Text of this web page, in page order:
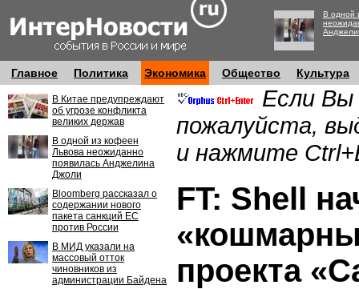
В одной
Главное Политика Экономика Общество Культура
В Китае предупреждают
об угрозе конфликта
великих держав
В одной из кофеен
Львова неожиданно
появилась Анджелина
Джоли
Bloomberg рассказал о
содержании нового
пакета санкций ЕС
против России
В МИД указали на
массовый отток
чиновников из
администрации Байдена
Если Вы
пожалуйста,
и нажмите
FT: Shell
проекта